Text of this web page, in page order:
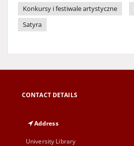
Konkursy i festiwale artystyczne
Satyra
CONTACT DETAILS
Address
University Library